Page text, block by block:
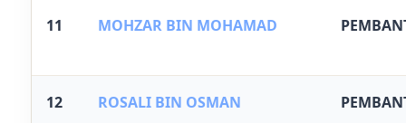
11 MOHZAR BIN MOHAMAD
12 ROSALI BIN OSMAN